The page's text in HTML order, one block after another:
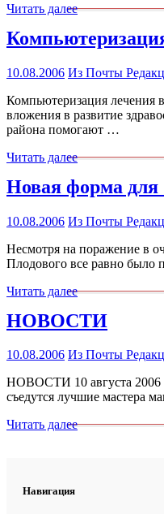
Читать далее
10.08.2006 Из Почты
Компьютеризация лечения
вложения в развитие
района помогают …
Читать далее
Новая форма для
10.08.2006 Из Почты
Несмотря на поражение в
Плодового все равно было
Читать далее
НОВОСТИ
10.08.2006 Из Почты
НОВОСТИ 10 августа 2006 №
съедутся лучшие мастера
Читать далее
Навигация